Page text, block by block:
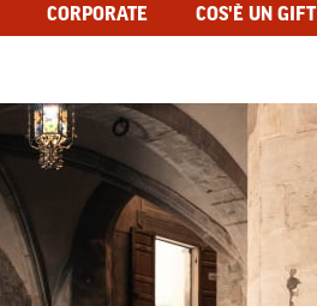
CORPORATE COS'È UN GIFT